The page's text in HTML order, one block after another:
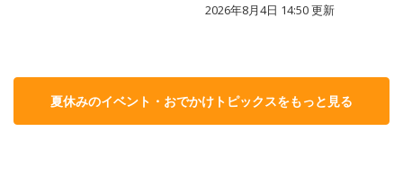
2026年8月4日 14:50更新
夏休みのイベント・おでかけトピックスをもっと見る